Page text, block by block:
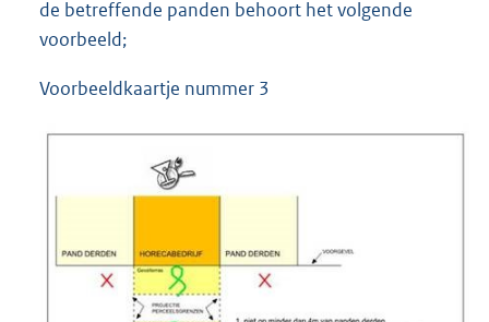
de betreffende panden behoort het volgende
voorbeeld;
Voorbeeldkaartje nummer 3